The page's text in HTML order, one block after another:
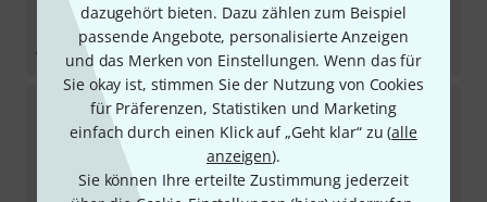
dazugehört bieten. Dazu zählen zum Beispiel
passende Angebote, personalisierte Anzeigen
und das Merken von Einstellungen. Wenn das für
Sie okay ist, stimmen Sie der Nutzung von Cookies
für Präferenzen, Statistiken und Marketing
einfach durch einen Klick auf „Geht klar“ zu (alle
anzeigen).
Sie können Ihre erteilte Zustimmung jederzeit
4
Sofort lieferbar
125€
BG France A39KXL Piccolo Swab
2
32
30-Tage-Bestpreis:34,90 €
-8%